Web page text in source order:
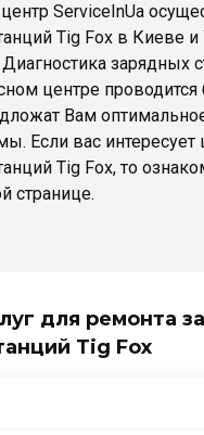
ServiceInUa
Tig Fox в Киеве и
зарядных
центре проводится
Вам
Если вас интересует
Tig Fox, то
странице.
для ремонта
Tig Fox